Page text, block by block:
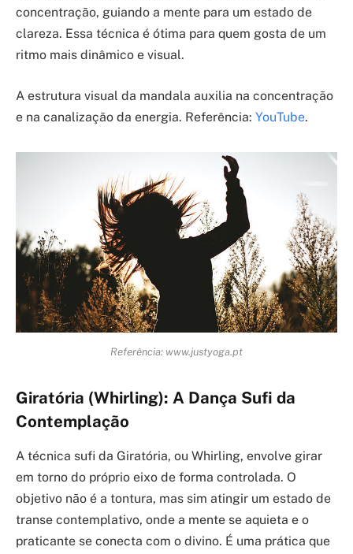
concentração, guiando a mente para um estado de
clareza. Essa técnica é ótima para quem gosta de um
ritmo mais dinâmico e visual.
A estrutura visual da mandala auxilia na concentração
e na canalização da energia. Referência: YouTube.
Referência: www.justyoga.pt
Giratória (Whirling): A Dança Sufi da
Contemplação
A técnica sufi da Giratória, ou Whirling, envolve girar
em torno do próprio eixo de forma controlada. O
objetivo não é a tontura, mas sim atingir um estado de
transe contemplativo, onde a mente se aquieta e o
praticante se conecta com o divino. É uma prática que